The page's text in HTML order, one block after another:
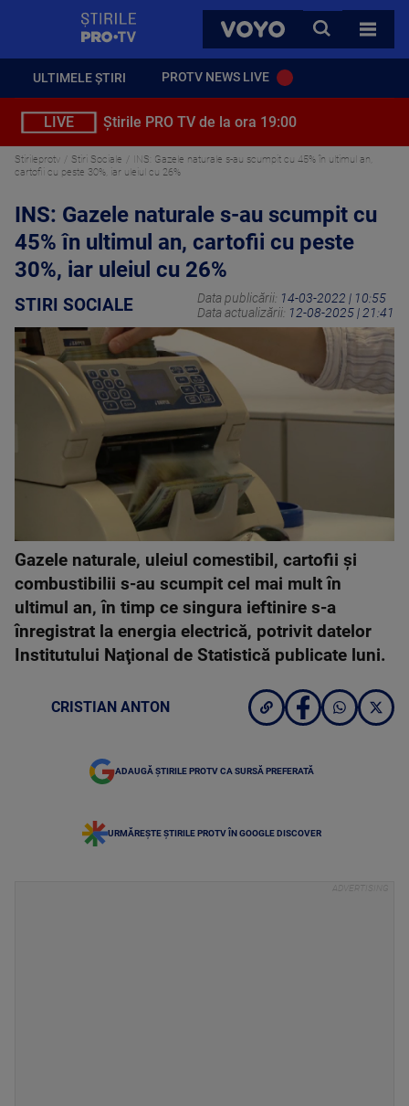
VOYO
CAUTA
TOATE
ULTIMELE ȘTIRI PROTV NEWS LIVE
LIVE Știrile PRO TV de la ora 19:00
Stirileprotv Stiri Sociale
INS: Gazele naturale s-au scumpit cu 45% în ultimul an,
cartofii cu peste 30%, iar uleiul cu 26%
INS: Gazele naturale s-au scumpit cu
45% în ultimul an, cartofii cu peste
30%, iar uleiul cu 26%
STIRI SOCIALE Data publicării: 14-03-2022 | 10:55
Data actualizării: 12-08-2025 | 21:41
Gazele naturale, uleiul comestibil, cartofii şi
combustibilii s-au scumpit cel mai mult în
ultimul an, în timp ce singura ieftinire s-a
înregistrat la energia electrică, potrivit datelor
Institutului Naţional de Statistică publicate luni.
CRISTIAN ANTON
ADAUGĂ ȘTIRILE PROTV CA SURSĂ PREFERATĂ
URMĂREȘTE ȘTIRILE PROTV ÎN GOOGLE DISCOVER